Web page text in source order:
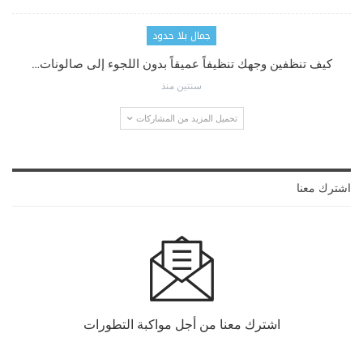
جمال بلا حدود
كيف تنظفين وجهك تنظيفاً عميقاً بدون اللجوء إلى صالونات…
سنتين منذ
تحميل المزيد من المشاركات
اشترك معنا
اشترك معنا من أجل مواكبة التطورات